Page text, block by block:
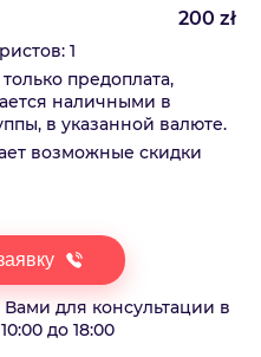
200 zł
1
предоплата,
наличными в
в указанной валюте.
возможные скидки
для консультации в
до 18:00